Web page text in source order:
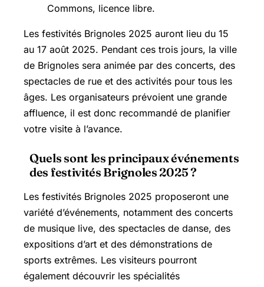
Commons, licence libre.
Les festivités Brignoles 2025 auront lieu du 15
au 17 août 2025. Pendant ces trois jours, la ville
de Brignoles sera animée par des concerts, des
spectacles de rue et des activités pour tous les
âges. Les organisateurs prévoient une grande
affluence, il est donc recommandé de planifier
votre visite à l’avance.
Quels sont les principaux événements
des festivités Brignoles 2025 ?
Les festivités Brignoles 2025 proposeront une
variété d’événements, notamment des concerts
de musique live, des spectacles de danse, des
expositions d’art et des démonstrations de
sports extrêmes. Les visiteurs pourront
également découvrir les spécialités